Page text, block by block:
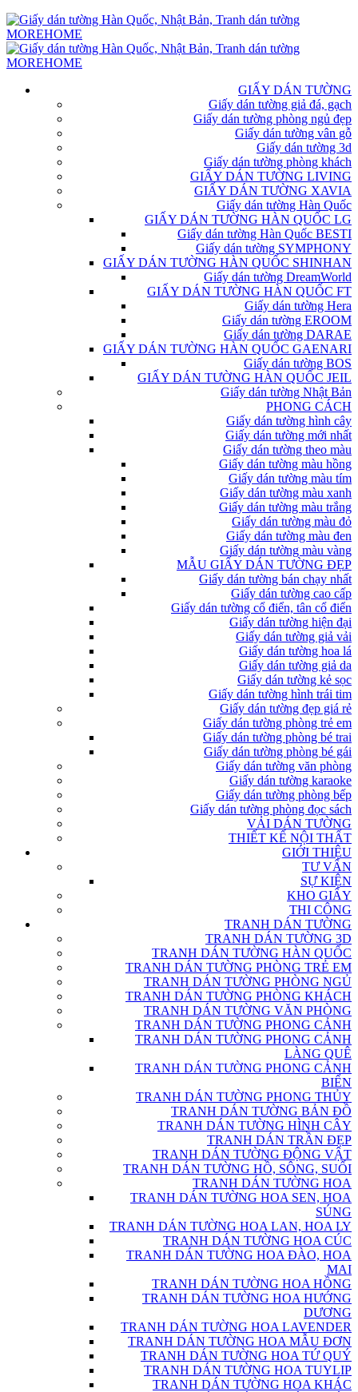
GIẤY DÁN TƯỜNG
Giấy dán tường giả đá, gạch
Giấy dán tường phòng ngủ đẹp
Giấy dán tường vân gỗ
Giấy dán tường 3d
Giấy dán tường phòng khách
GIẤY DÁN TƯỜNG LIVING
GIẤY DÁN TƯỜNG XAVIA
Giấy dán tường Hàn Quốc
GIẤY DÁN TƯỜNG HÀN QUỐC LG
Giấy dán tường Hàn Quốc BESTI
Giấy dán tường SYMPHONY
GIẤY DÁN TƯỜNG HÀN QUỐC SHINHAN
Giấy dán tường DreamWorld
GIẤY DÁN TƯỜNG HÀN QUỐC FT
Giấy dán tường Hera
Giấy dán tường EROOM
Giấy dán tường DARAE
GIẤY DÁN TƯỜNG HÀN QUỐC GAENARI
Giấy dán tường BOS
GIẤY DÁN TƯỜNG HÀN QUỐC JEIL
Giấy dán tường Nhật Bản
PHONG CÁCH
Giấy dán tường hình cây
Giấy dán tường mới nhất
Giấy dán tường theo màu
Giấy dán tường màu hồng
Giấy dán tường màu tím
Giấy dán tường màu xanh
Giấy dán tường màu trắng
Giấy dán tường màu đỏ
Giấy dán tường màu đen
Giấy dán tường màu vàng
MẪU GIẤY DÁN TƯỜNG ĐẸP
Giấy dán tường bán chạy nhất
Giấy dán tường cao cấp
Giấy dán tường cổ điển, tân cổ điển
Giấy dán tường hiện đại
Giấy dán tường giả vải
Giấy dán tường hoa lá
Giấy dán tường giả da
Giấy dán tường kẻ sọc
Giấy dán tường hình trái tim
Giấy dán tường đẹp giá rẻ
Giấy dán tường phòng trẻ em
Giấy dán tường phòng bé trai
Giấy dán tường phòng bé gái
Giấy dán tường văn phòng
Giấy dán tường karaoke
Giấy dán tường phòng bếp
Giấy dán tường phòng đọc sách
VẢI DÁN TƯỜNG
THIẾT KẾ NỘI THẤT
GIỚI THIỆU
TƯ VẤN
SỰ KIỆN
KHO GIẤY
THI CÔNG
TRANH DÁN TƯỜNG
TRANH DÁN TƯỜNG 3D
TRANH DÁN TƯỜNG HÀN QUỐC
TRANH DÁN TƯỜNG PHÒNG TRẺ EM
TRANH DÁN TƯỜNG PHÒNG NGỦ
TRANH DÁN TƯỜNG PHÒNG KHÁCH
TRANH DÁN TƯỜNG VĂN PHÒNG
TRANH DÁN TƯỜNG PHONG CẢNH
TRANH DÁN TƯỜNG PHONG CẢNH
LÀNG QUÊ
TRANH DÁN TƯỜNG PHONG CẢNH
BIỂN
TRANH DÁN TƯỜNG PHONG THỦY
TRANH DÁN TƯỜNG BẢN ĐỒ
TRANH DÁN TƯỜNG HÌNH CÂY
TRANH DÁN TRẦN ĐẸP
TRANH DÁN TƯỜNG ĐỘNG VẬT
TRANH DÁN TƯỜNG HỒ, SÔNG, SUỐI
TRANH DÁN TƯỜNG HOA
TRANH DÁN TƯỜNG HOA SEN, HOA
SÚNG
TRANH DÁN TƯỜNG HOA LAN, HOA LY
TRANH DÁN TƯỜNG HOA CÚC
TRANH DÁN TƯỜNG HOA ĐÀO, HOA
MAI
TRANH DÁN TƯỜNG HOA HỒNG
TRANH DÁN TƯỜNG HOA HƯỚNG
DƯƠNG
TRANH DÁN TƯỜNG HOA LAVENDER
TRANH DÁN TƯỜNG HOA MẪU ĐƠN
TRANH DÁN TƯỜNG HOA TỨ QUÝ
TRANH DÁN TƯỜNG HOA TUYLIP
TRANH DÁN TƯỜNG HOA KHÁC